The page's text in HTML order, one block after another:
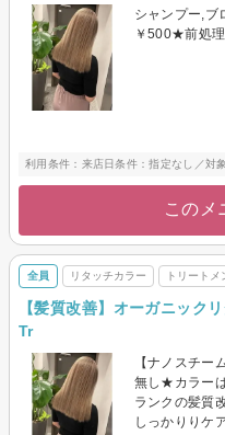
シャンプー,
￥500★前処
利用条件：来店日条件：指定なし／対
このメ
全員 リタッチカラー トリートメ
【髪質改善】オーガニック
Tr
【ナノスチ
無し★カラー
ランクの髪質
しっかりりケ